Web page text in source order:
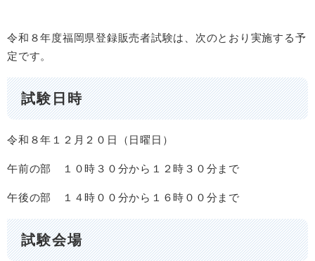
令和８年度福岡県登録販売者試験は、次のとおり実施する予
定です。
試験日時
令和８年１２月２０日（日曜日）
午前の部 １０時３０分から１２時３０分まで
午後の部 １４時００分から１６時００分まで
試験会場